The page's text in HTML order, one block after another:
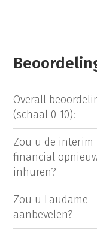
Overall
(schaal 0-10):
Zou u de interim
financial
inhuren?
Zou u Laudame
aanbevelen?